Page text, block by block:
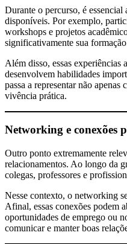
Durante o percurso, é
disponíveis. Por exemplo,
workshops e projetos
significativamente sua
Além disso, essas experiências
desenvolvem habilidades
passa a representar não
vivência prática.
Networking e conexões
Outro ponto extremamente
relacionamentos. Ao longo da
colegas, professores e
Nesse contexto, o networking
Afinal, essas conexões podem
oportunidades de emprego ou
comunicar e manter boas